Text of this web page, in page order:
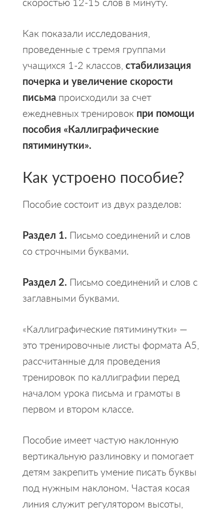
Как показали исследования,
проведенные с тремя группами
учащихся 1-2 классов, стабилизация
почерка и увеличение скорости
письма происходили за счет
ежедневных тренировок при помощи
пособия «Каллиграфические
пятиминутки».
Как устроено пособие?
Пособие состоит из двух разделов:
Раздел 1. Письмо соединений и слов
со строчными буквами.
Раздел 2. Письмо соединений и слов с
заглавными буквами.
«Каллиграфические пятиминутки» —
это тренировочные листы формата А5,
рассчитанные для проведения
тренировок по каллиграфии перед
началом урока письма и грамоты в
первом и втором классе.
Пособие имеет частую наклонную
вертикальную разлиновку и помогает
детям закрепить умение писать буквы
под нужным наклоном. Частая косая
линия служит регулятором высоты,